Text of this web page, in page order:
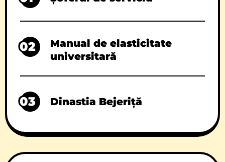
02
Manual de elasticitate
universitară
03 Dinastia Bejeriță